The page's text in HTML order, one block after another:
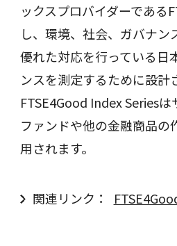
ックスプロバイダーである
し、環境、社会、ガバナン
優れた対応を行っている日
ンスを測定するために設計
FTSE4Good Index Series
ファンドや他の金融商品の
用されます。
関連リンク：